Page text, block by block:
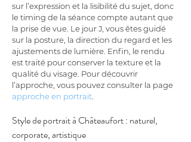
sur l’expression et la lisibilité du sujet, donc
le timing de la séance compte autant que
la prise de vue. Le jour J, vous êtes guidé
sur la posture, la direction du regard et les
ajustements de lumière. Enfin, le rendu
est traité pour conserver la texture et la
qualité du visage. Pour découvrir
l’approche, vous pouvez consulter la page
approche en portrait
Style de portrait à Châteaufort : naturel,
corporate, artistique